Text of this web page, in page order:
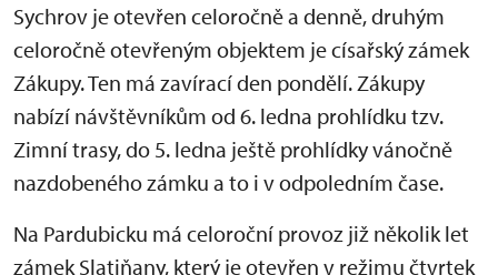
Sychrov je otevřen celoročně a denně, druhým
celoročně otevřeným objektem je císařský zámek
Zákupy. Ten má zavírací den pondělí. Zákupy
nabízí návštěvníkům od 6. ledna prohlídku tzv.
Zimní trasy, do 5. ledna ještě prohlídky vánočně
nazdobeného zámku a to i v odpoledním čase.
Na Pardubicku má celoroční provoz již několik let
zámek Slatiňany, který je otevřen v režimu čtvrtek